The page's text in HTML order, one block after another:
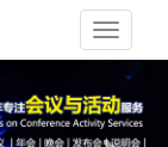
Toggle